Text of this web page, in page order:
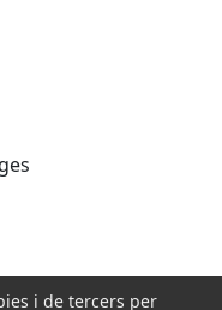
i de tercers per